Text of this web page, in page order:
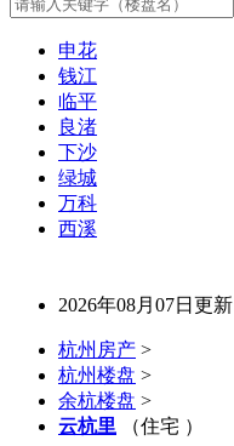
申花
钱江
临平
良渚
下沙
绿城
万科
西溪
2026年08月07日更新
杭州房产 >
杭州楼盘 >
余杭楼盘 >
云杭里 （住宅 ）